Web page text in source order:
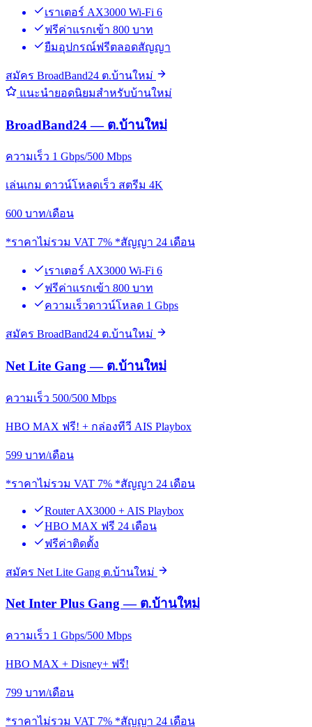
เราเตอร์ AX3000 Wi-Fi 6
ฟรีค่าแรกเข้า 800 บาท
ยืมอุปกรณ์ฟรีตลอดสัญญา
สมัคร BroadBand24 ต.บ้านใหม่
แนะนำยอดนิยมสำหรับบ้านใหม่
BroadBand24 — ต.บ้านใหม่
ความเร็ว 1 Gbps/500 Mbps
เล่นเกม ดาวน์โหลดเร็ว สตรีม 4K
600 บาท/เดือน
*ราคาไม่รวม VAT 7% *สัญญา 24 เดือน
เราเตอร์ AX3000 Wi-Fi 6
ฟรีค่าแรกเข้า 800 บาท
ความเร็วดาวน์โหลด 1 Gbps
สมัคร BroadBand24 ต.บ้านใหม่
Net Lite Gang — ต.บ้านใหม่
ความเร็ว 500/500 Mbps
HBO MAX ฟรี! + กล่องทีวี AIS Playbox
599 บาท/เดือน
*ราคาไม่รวม VAT 7% *สัญญา 24 เดือน
Router AX3000 + AIS Playbox
HBO MAX ฟรี 24 เดือน
ฟรีค่าติดตั้ง
สมัคร Net Lite Gang ต.บ้านใหม่
Net Inter Plus Gang — ต.บ้านใหม่
ความเร็ว 1 Gbps/500 Mbps
HBO MAX + Disney+ ฟรี!
799 บาท/เดือน
*ราคาไม่รวม VAT 7% *สัญญา 24 เดือน